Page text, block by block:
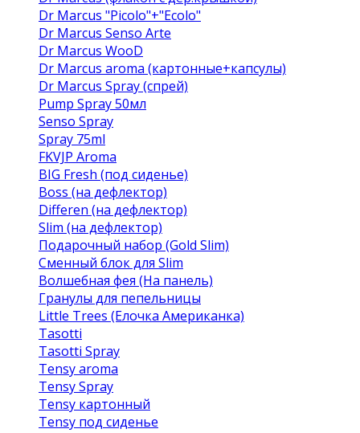
Dr Marcus "Picolo"+"Ecolo"
Dr Marcus Senso Arte
Dr Marcus WooD
Dr Marcus aroma (картонные+капсулы)
Dr Marcus Spray (спрей)
Pump Spray 50мл
Senso Spray
Spray 75ml
FKVJP Aroma
BIG Fresh (под сиденье)
Boss (на дефлектор)
Differen (на дефлектор)
Slim (на дефлектор)
Подарочный набор (Gold Slim)
Сменный блок для Slim
Волшебная фея (На панель)
Гранулы для пепельницы
Little Trees (Елочка Американка)
Tasotti
Tasotti Spray
Tensy aroma
Tensy Spray
Tensy картонный
Tensy под сиденье